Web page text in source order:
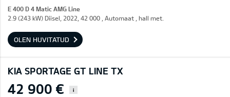
E 400 D 4 Matic AMG Line
2.9 (243 kW) Diisel, 2022, 42 000 , Automaat , hall met.
OLEN HUVITATUD
KIA SPORTAGE GT LINE TX
42 900 € i